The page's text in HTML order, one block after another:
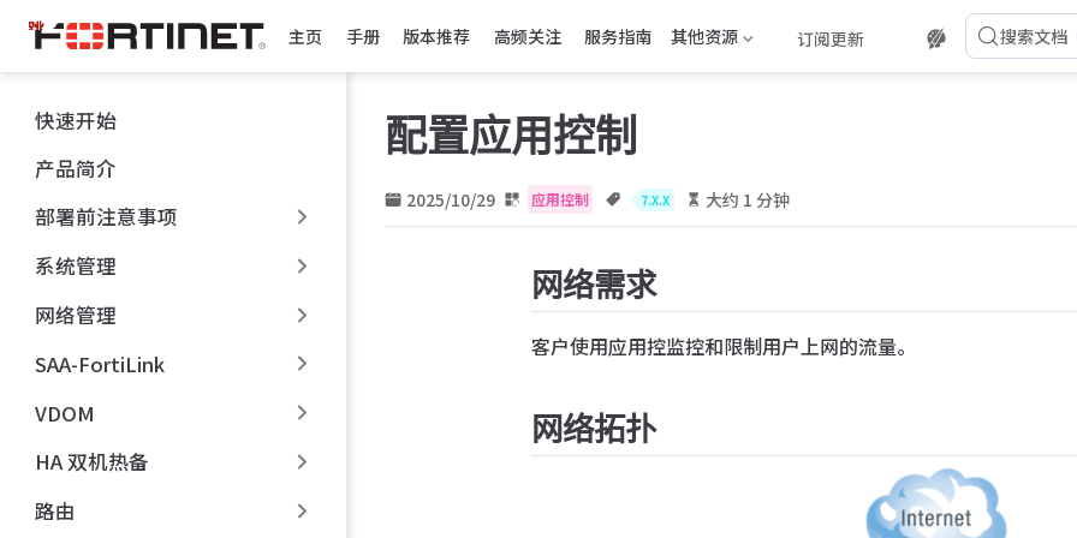
跳
至
主
內
容
主页 手册 版本推荐 高频关注 服务指南 其他资源 订阅更新 搜索文档
快速开始
产品简介
部署前注意事项
系统管理
网络管理
SAA-FortiLink
VDOM
HA 双机热备
路由
配置应用控制
2025/10/29 应用控制 7.X.X 大约 1 分钟
网络需求
客户使用应用控监控和限制用户上网的流量。
网络拓扑